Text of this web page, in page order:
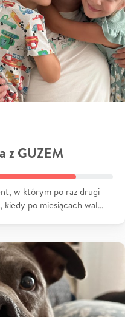
z GUZEM
w którym po raz drugi
kiedy po miesiącach wal…